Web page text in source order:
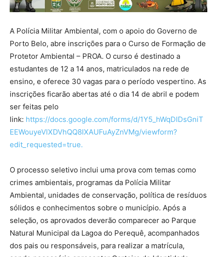
A Polícia Militar Ambiental, com o apoio do Governo de
Porto Belo, abre inscrições para o Curso de Formação de
Protetor Ambiental – PROA. O curso é destinado a
estudantes de 12 a 14 anos, matriculados na rede de
ensino, e oferece 30 vagas para o período vespertino. As
inscrições ficarão abertas até o dia 14 de abril e podem
ser feitas pelo
link: https://docs.google.com/forms/d/1Y5_hWqDIDsGniT
EEWouyeVlXDVhQQ8IXAUFuAyZnVMg/viewform?
edit_requested=true.
O processo seletivo inclui uma prova com temas como
crimes ambientais, programas da Polícia Militar
Ambiental, unidades de conservação, política de resíduos
sólidos e conhecimentos sobre o município. Após a
seleção, os aprovados deverão comparecer ao Parque
Natural Municipal da Lagoa do Perequê, acompanhados
dos pais ou responsáveis, para realizar a matrícula,